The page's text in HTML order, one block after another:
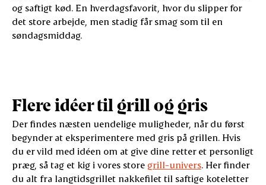
og saftigt kød. En hverdagsfavorit, hvor du slipper for
det store arbejde, men stadig får smag som til en
søndagsmiddag.
Flere idéer til grill og gris
Der findes næsten uendelige muligheder, når du først
begynder at eksperimentere med gris på grillen. Hvis
du er vild med idéen om at give dine retter et personligt
præg, så tag et kig i vores store grill-univers. Her finder
du alt fra langtidsgrillet nakkefilet til saftige koteletter